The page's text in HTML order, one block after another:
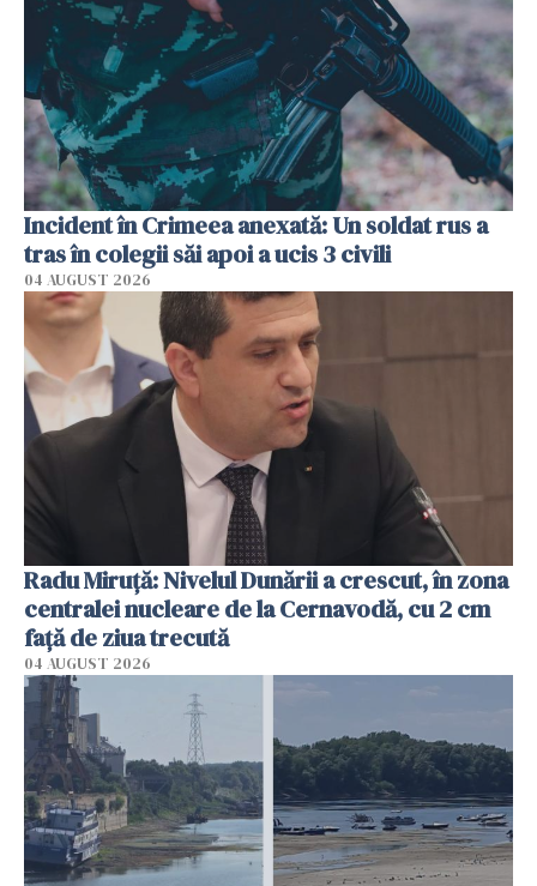
Incident în Crimeea anexată: Un soldat rus a
tras în colegii săi apoi a ucis 3 civili
04 AUGUST 2026
Radu Miruţă: Nivelul Dunării a crescut, în zona
centralei nucleare de la Cernavodă, cu 2 cm
faţă de ziua trecută
04 AUGUST 2026